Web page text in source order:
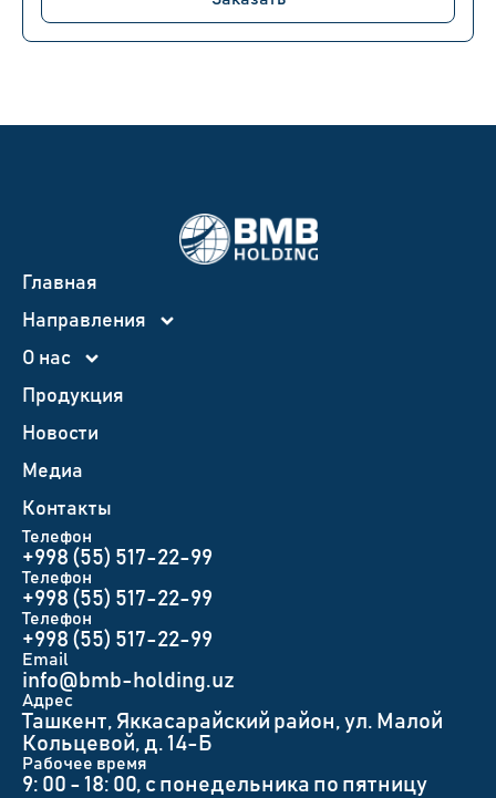
Главная
Направления
О нас
Продукция
Новости
Медиа
Контакты
Телефон
+998 (55) 517-22-99
Телефон
+998 (55) 517-22-99
Телефон
+998 (55) 517-22-99
Email
info@bmb-holding.uz​
Адрес
Ташкент, Яккасарайский район, ул. Малой
Кольцевой, д. 14-Б
Рабочее время
9: 00 - 18: 00, с понедельника по пятницу